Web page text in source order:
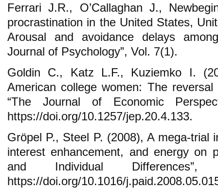
Ferrari J.R., O’Callaghan J.,
procrastination in the United States,
Arousal and avoidance delays
Journal of Psychology”, Vol. 7(1).
Goldin C., Katz L.F., Kuziemko I.
American college women: The
“The Journal of Economic
https://doi.org/10.1257/jep.20.4.133.
Gröpel P., Steel P. (2008), A mega-trial
interest enhancement, and energy on
and Individual
https://doi.org/10.1016/